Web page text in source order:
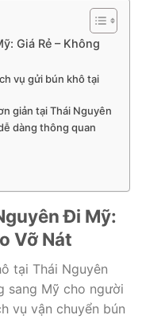
Giá Rẻ – Không
vụ gửi bún khô tại
giản tại Thái Nguyên
dàng thông quan
Đi Mỹ:
Vỡ Nát
tại Thái Nguyên
sang Mỹ cho người
vụ vận chuyển bún